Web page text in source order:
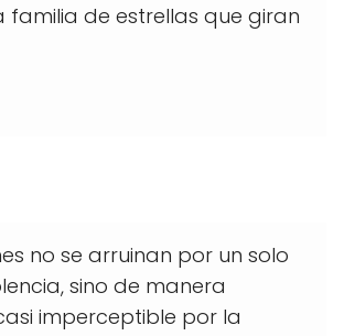
familia de estrellas que giran
no se arruinan por un solo
sino de manera
imperceptible por la